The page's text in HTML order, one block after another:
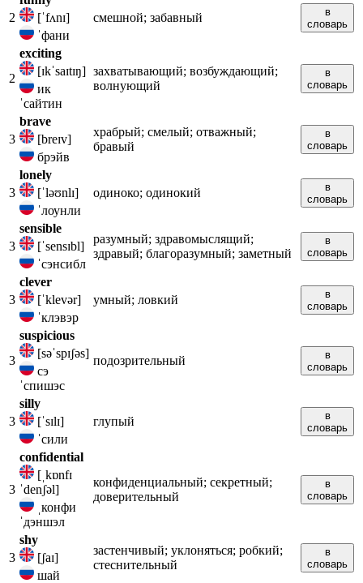
2
[ˈfʌnɪ]
ˈфани
смешной; забавный
в
словарь
2
exciting
[ɪkˈsaɪtɪŋ]
ик
ˈсайтин
захватывающий; возбуждающий;
волнующий
в
словарь
3
brave
[breɪv]
брэйв
храбрый; смелый; отважный;
бравый
в
словарь
3
lonely
[ˈləʊnlɪ]
ˈлоунли
одиноко; одинокий
в
словарь
3
sensible
[ˈsensɪbl]
ˈсэнсибл
разумный; здравомыслящий;
здравый; благоразумный; заметный
в
словарь
3
clever
[ˈklevər]
ˈклэвэр
умный; ловкий
в
словарь
3
suspicious
[səˈspɪʃəs]
сэ
ˈспишэс
подозрительный
в
словарь
3
silly
[ˈsɪlɪ]
ˈсили
глупый
в
словарь
3
confidential
[ˌkɒnfɪ
ˈdenʃəl]
ˌконфи
ˈдэншэл
конфиденциальный; секретный;
доверительный
в
словарь
3
shy
[ʃaɪ]
шай
застенчивый; уклоняться; робкий;
стеснительный
в
словарь